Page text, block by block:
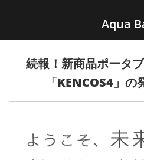
Aqua
TOP
KENCOS・eye-cos
COOLIC
続報！新商品ポータ
「KENCOS4」の